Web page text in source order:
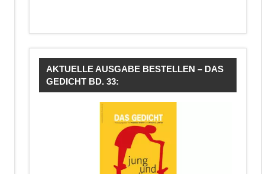
AKTUELLE AUSGABE BESTELLEN – DAS
GEDICHT BD. 33: